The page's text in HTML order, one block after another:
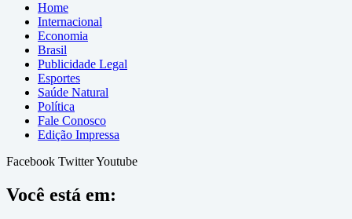
Home
Internacional
Economia
Brasil
Publicidade Legal
Esportes
Saúde Natural
Política
Fale Conosco
Edição Impressa
Facebook TwitterYoutube
Você está em: